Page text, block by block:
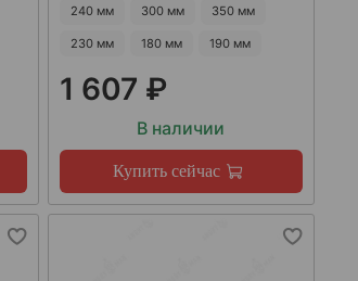
240 мм 300 мм 350 мм
230 мм 180 мм 190 мм
1 607 ₽
В наличии
Купить сейчас